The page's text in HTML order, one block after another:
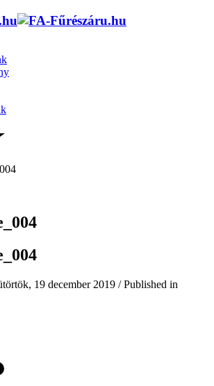
19 december 2019 /Published in